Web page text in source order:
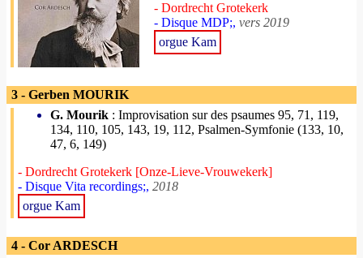
- Dordrecht Grotekerk
- Disque MDP;, vers 2019
orgue Kam
3 - Gerben MOURIK
G. Mourik : Improvisation sur des psaumes 95, 71, 119,
134, 110, 105, 143, 19, 112, Psalmen-Symfonie (133, 10,
47, 6, 149)
- Dordrecht Grotekerk [Onze-Lieve-Vrouwekerk]
- Disque Vita recordings;, 2018
orgue Kam
4 - Cor ARDESCH